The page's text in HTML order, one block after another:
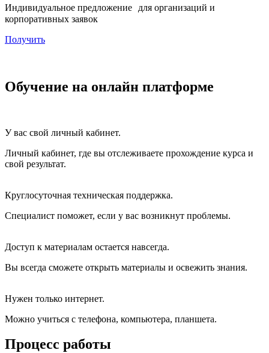
Индивидуальное предложение для организаций и
корпоративных заявок
Получить
Обучение на онлайн платформе
У вас свой личный кабинет.
Личный кабинет, где вы отслеживаете прохождение курса и
свой результат.
Круглосуточная техническая поддержка.
Специалист поможет, если у вас возникнут проблемы.
Доступ к материалам остается навсегда.
Вы всегда сможете открыть материалы и освежить знания.
Нужен только интернет.
Можно учиться с телефона, компьютера, планшета.
Процесс работы